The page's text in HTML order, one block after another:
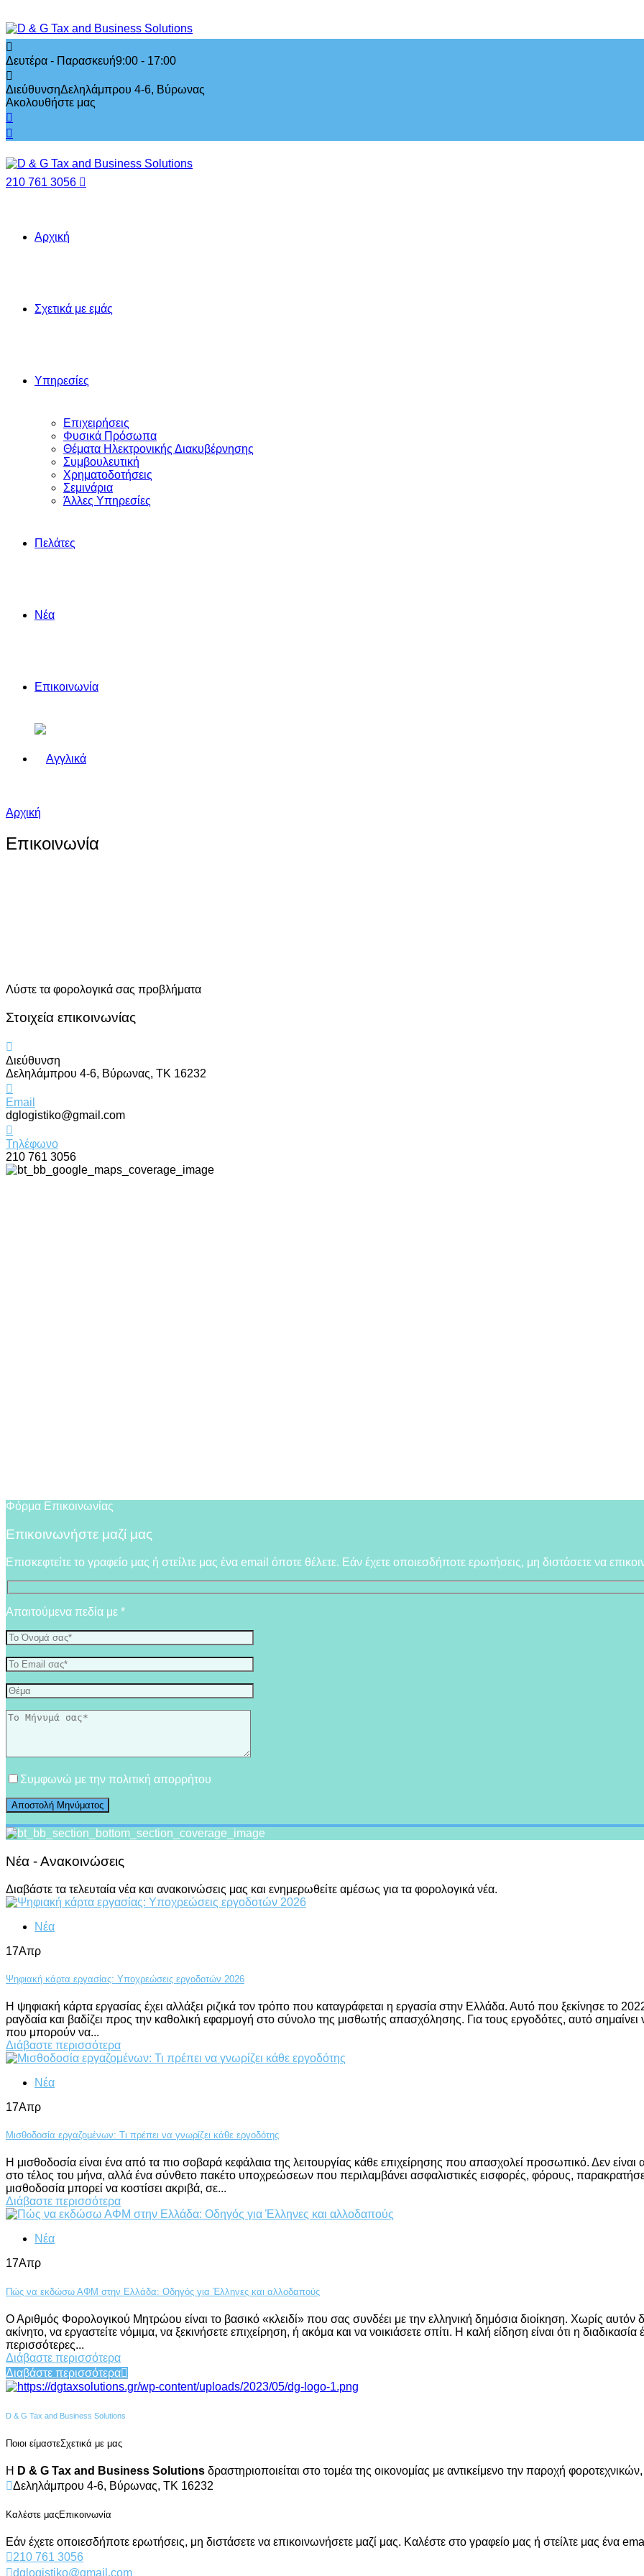
Δευτέρα - Παρασκευή9:00 - 17:00
ΔιεύθυνσηΔεληλάμπρου 4-6, Βύρωνας
Ακολουθήστε μας
210 761 3056
Αρχική
Σχετικά με εμάς
Υπηρεσίες
Επιχειρήσεις
Φυσικά Πρόσωπα
Θέματα Ηλεκτρονικής Διακυβέρνησης
Συμβουλευτική
Χρηματοδοτήσεις
Σεμινάρια
Άλλες Yπηρεσίες
Πελάτες
Νέα
Επικοινωνία
Αρχική
Επικοινωνία
Λύστε τα φορολογικά σας προβλήματα
Στοιχεία επικοινωνίας
Διεύθυνση
Δεληλάμπρου 4-6, Βύρωνας, ΤΚ 16232
Email
dglogistiko@gmail.com
Τηλέφωνο
210 761 3056
Φόρμα Επικοινωνίας
Επικοινωνήστε μαζί μας
Επισκεφτείτε το γραφείο μας ή στείλτε μας ένα email όποτε θέλετε. Εάν έχετε οποιεσδήποτε ερωτήσεις, μη διστάσετε να
Απαιτούμενα πεδία με *
Συμφωνώ με την πολιτική απορρήτου
Νέα - Ανακοινώσεις
Διαβάστε τα τελευταία νέα και ανακοινώσεις μας και ενημερωθείτε αμέσως για τα φορολογικά νέα.
Νέα
17Απρ
Ψηφιακή κάρτα εργασίας: Υποχρεώσεις εργοδοτών 2026
Η ψηφιακή κάρτα εργασίας έχει αλλάξει ριζικά τον τρόπο που καταγράφεται η εργασία στην Ελλάδα. Αυτό που ξεκίνησε το
ραγδαία και βαδίζει προς την καθολική εφαρμογή στο σύνολο της μισθωτής απασχόλησης. Για τους εργοδότες, αυτό
που μπορούν να...
Διάβαστε περισσότερα
Νέα
17Απρ
Μισθοδοσία εργαζομένων: Τι πρέπει να γνωρίζει κάθε εργοδότης
Η μισθοδοσία είναι ένα από τα πιο σοβαρά κεφάλαια της λειτουργίας κάθε επιχείρησης που απασχολεί προσωπικό. Δεν
στο τέλος του μήνα, αλλά ένα σύνθετο πακέτο υποχρεώσεων που περιλαμβάνει ασφαλιστικές εισφορές, φόρους,
μισθοδοσία μπορεί να κοστίσει ακριβά, σε...
Διάβαστε περισσότερα
Νέα
17Απρ
Πώς να εκδώσω ΑΦΜ στην Ελλάδα: Οδηγός για Έλληνες και αλλοδαπούς
Ο Αριθμός Φορολογικού Μητρώου είναι το βασικό «κλειδί» που σας συνδέει με την ελληνική δημόσια διοίκηση. Χωρίς αυτόν
ακίνητο, να εργαστείτε νόμιμα, να ξεκινήσετε επιχείρηση, ή ακόμα και να νοικιάσετε σπίτι. Η καλή είδηση είναι ότι η διαδικασία
περισσότερες...
Διάβαστε περισσότερα
Διαβάστε περισσότερα
D & G Tax and Business Solutions
Ποιοι είμαστεΣχετικά με μας
Η D & G Tax and Business Solutions δραστηριοποιείται στο τομέα της οικονομίας με αντικείμενο την παροχή
Δεληλάμπρου 4-6, Βύρωνας, ΤΚ 16232
Καλέστε μαςΕπικοινωνία
Εάν έχετε οποιεσδήποτε ερωτήσεις, μη διστάσετε να επικοινωνήσετε μαζί μας. Καλέστε στο γραφείο μας ή στείλτε μας ένα
210 761 3056
dglogistiko@gmail.com